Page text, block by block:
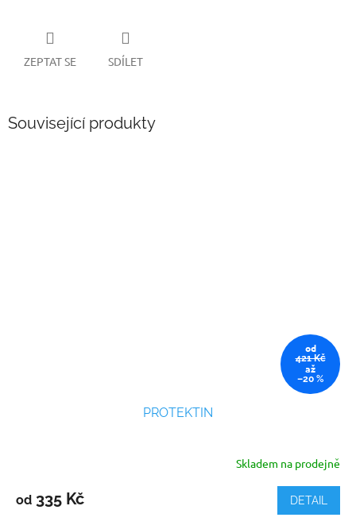
ZEPTAT SE SDÍLET
Související produkty
od
421 Kč
až
–20 %
PROTEKTIN
produktu
Skladem na prodejně
od 335 Kč DETAIL